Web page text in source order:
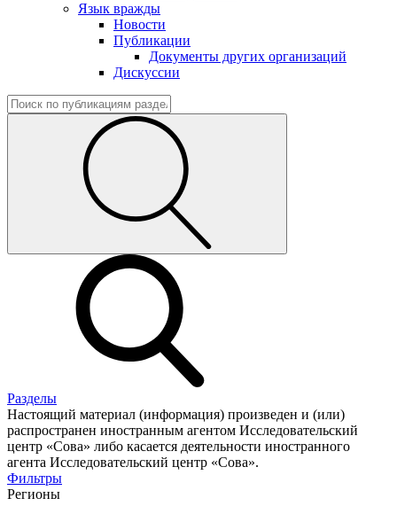
Язык вражды
Новости
Публикации
Документы других организаций
Дискуссии
Разделы
Настоящий материал (информация) произведен и (или)
распространен иностранным агентом Исследовательский
центр «Сова» либо касается деятельности иностранного
агента Исследовательский центр «Сова».
Фильтры
Регионы